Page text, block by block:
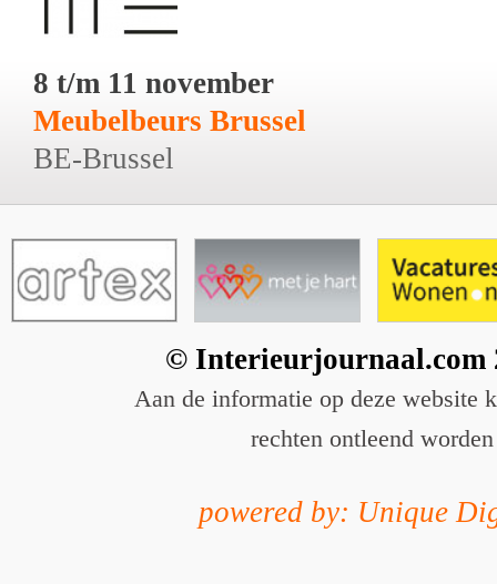
8 t/m 11 november
Meubelbeurs Brussel
BE-Brussel
© Interieurjournaal.com
Aan de informatie op deze website
rechten ontleend worden
powered by: Unique